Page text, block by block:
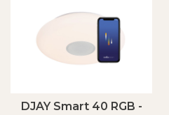
DJAY Smart 40 RGB -